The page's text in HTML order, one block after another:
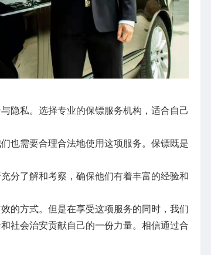
隐私。选择专业的保镖服务机构，适合自己
也需要合理合法地使用这项服务。保镖既是
分了解和考察，确保他们有着丰富的经验和
的方式。但是在享受这项服务的同时，我们
社会治安贡献自己的一份力量。相信通过合